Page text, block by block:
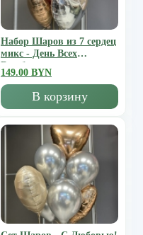
Набор Шаров из 7 сердец
микс - День Всех
Влюбленных
149.00 BYN
В корзину